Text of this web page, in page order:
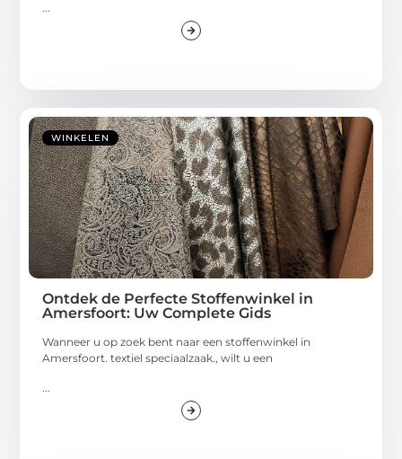
...
WINKELEN
Ontdek de Perfecte Stoffenwinkel in
Amersfoort: Uw Complete Gids
Wanneer u op zoek bent naar een stoffenwinkel in
Amersfoort. textiel speciaalzaak., wilt u een